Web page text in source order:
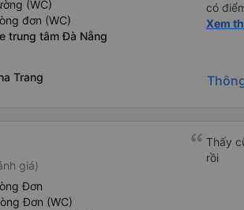
(WC)
đơn (WC)
trung tâm Đà Nẵng
Trang
có
tuyệt
Xem
giá)
Đơn
Đơn (WC)
Thấy
rồi